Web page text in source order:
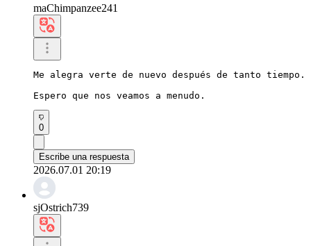
maChimpanzee241
Me alegra verte de nuevo después de tanto tiempo.
Espero que nos veamos a menudo.
0
Escribe una respuesta
2026.07.01 20:19
sjOstrich739